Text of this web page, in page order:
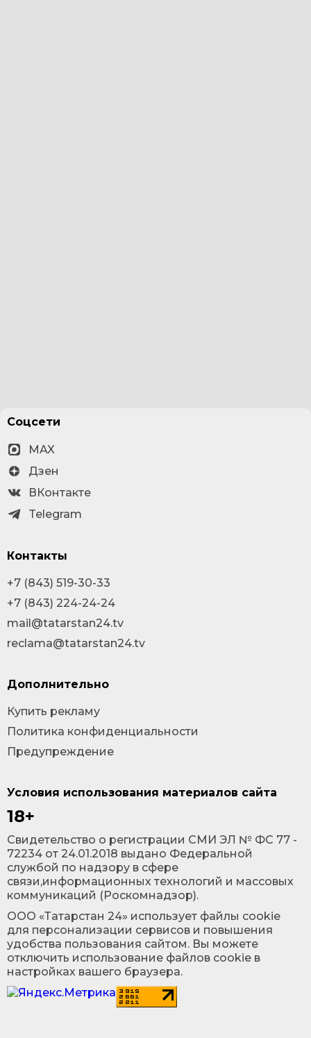
Условия использования материалов сайта
18+
Cвидетельство о регистрации СМИ ЭЛ № ФС 77 -
72234 от 24.01.2018 выдано Федеральной
службой по надзору в сфере
связи,информационных технологий и массовых
коммуникаций (Роскомнадзор).
ООО «Татарстан 24» использует файлы cookie
для персонализации сервисов и повышения
удобства пользования сайтом. Вы можете
отключить использование файлов cookie в
настройках вашего браузера.
Соцсети
MAX
Дзен
ВКонтакте
Telegram
Контакты
+7 (843) 519-30-33
+7 (843) 224-24-24
mail@tatarstan24.tv
reclama@tatarstan24.tv
Дополнительно
Купить рекламу
Политика конфиденциальности
Предупреждение